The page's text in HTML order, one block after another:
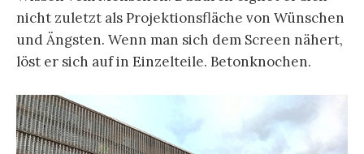
nicht zuletzt als Projektionsfläche von Wünschen
und Ängsten. Wenn man sich dem Screen nähert,
löst er sich auf in Einzelteile. Betonknochen.